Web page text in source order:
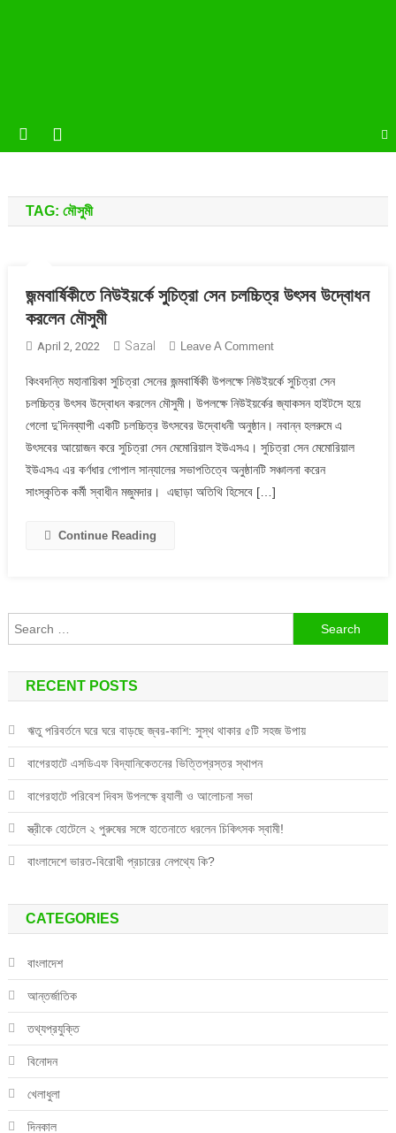
TAG: মৌসুমী
জন্মবার্ষিকীতে নিউইয়র্কে সুচিত্রা সেন চলচ্চিত্র উৎসব উদ্বোধন
করলেন মৌসুমী
April 2, 2022 Sazal Leave A CommentOn
নিউইয়র্কে
সুচিত্রা
সেন
চলচ্চিত্র
উৎসব
উদ্বোধন
কিংবদন্তি মহানায়িকা সুচিত্রা সেনের জন্মবার্ষিকী উপলক্ষে নিউইয়র্কে সুচিত্রা সেন
চলচ্চিত্র উৎসব উদ্বোধন করলেন মৌসুমী। উপলক্ষে নিউইয়র্কের জ্যাকসন হাইটসে হয়ে
গেলো দু’দিনব্যাপী একটি চলচ্চিত্র উৎসবের উদ্বোধনী অনুষ্ঠান। নবান্ন হলরুমে এ
উৎসবের আয়োজন করে সুচিত্রা সেন মেমোরিয়াল ইউএসএ। সুচিত্রা সেন মেমোরিয়াল
ইউএসএ এর কর্ণধার গোপাল সান্যালের সভাপতিত্বে অনুষ্ঠানটি সঞ্চালনা করেন
সাংস্কৃতিক কর্মী স্বাধীন মজুমদার। এছাড়া অতিথি হিসেবে […]
Continue Reading
Search
for:
RECENT POSTS
ঋতু পরিবর্তনে ঘরে ঘরে বাড়ছে জ্বর-কাশি: সুস্থ থাকার ৫টি সহজ উপায়
বাগেরহাটে এসডিএফ বিদ্যানিকেতনের ভিত্তিপ্রস্তর স্থাপন
বাগেরহাটে পরিবেশ দিবস উপলক্ষে র‌্যালী ও আলোচনা সভা
স্ত্রীকে হোটেলে ২ পুরুষের সঙ্গে হাতেনাতে ধরলেন চিকিৎসক স্বামী!
বাংলাদেশে ভারত-বিরোধী প্রচারের নেপথ্যে কি?
CATEGORIES
বাংলাদেশ
আন্তর্জাতিক
তথ্যপ্রযুক্তি
বিনোদন
খেলাধুলা
দিনকাল